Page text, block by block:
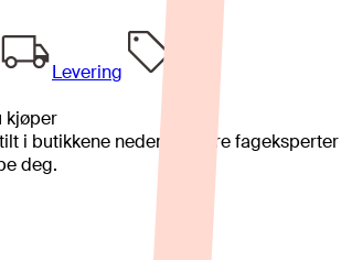
Levering
kjøper
i butikkene nedenfor. Våre fageksperter
deg.